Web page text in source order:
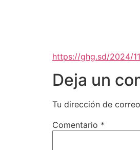
https://ghg.sd/2024/
Deja un
Tu dirección de
Comentario *